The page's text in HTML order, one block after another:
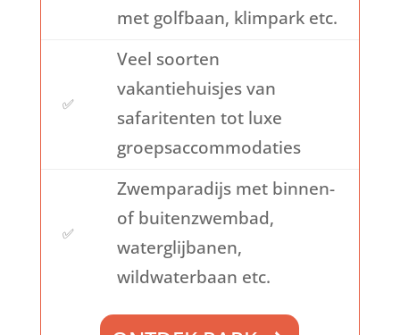
met golfbaan, klimpark etc.
✅
Veel soorten
vakantiehuisjes van
safaritenten tot luxe
groepsaccommodaties
✅
Zwemparadijs met binnen-
of buitenzwembad,
waterglijbanen,
wildwaterbaan etc.